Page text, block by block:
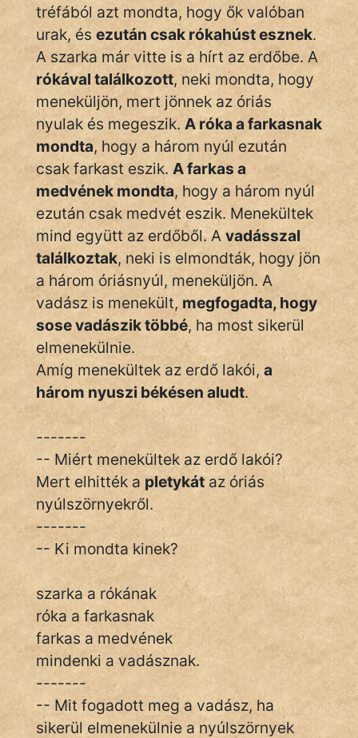
Tanmese
Vers
IRODALOM
SZÓLÁS
És
KÖZMONDÁS
PSZICHO
ZENE
FILM
ÉLETMÓD
TÖRTÉNELEM
Népszerű szerzőink:
cinege
Hunor
Jób Gedeon
Láron Ádám
mikkamakka
tréfából azt mondta, hogy ők valóban
urak, és ezután csak rókahúst esznek.
A szarka már vitte is a hírt az erdőbe. A
rókával találkozott, neki mondta, hogy
meneküljön, mert jönnek az óriás
nyulak és megeszik. A róka a farkasnak
mondta, hogy a három nyúl ezután
csak farkast eszik. A farkas a
medvének mondta, hogy a három nyúl
ezután csak medvét eszik. Menekültek
mind együtt az erdőből. A vadásszal
találkoztak, neki is elmondták, hogy jön
a három óriásnyúl, meneküljön. A
vadász is menekült, megfogadta, hogy
sose vadászik többé, ha most sikerül
elmenekülnie.
Amíg menekültek az erdő lakói, a
három nyuszi békésen aludt.
-------
-- Miért menekültek az erdő lakói?
Mert elhitték a pletykátaz óriás
nyúlszörnyekről.
-------
-- Ki mondta kinek?
szarka a rókának
róka a farkasnak
farkas a medvének
mindenki a vadásznak.
-------
-- Mit fogadott meg a vadász, ha
sikerül elmenekülnie a nyúlszörnyek